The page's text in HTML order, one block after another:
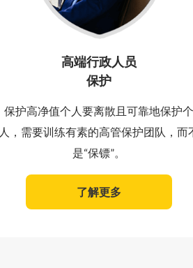
高端行政人员
保护
保护高净值个人要离散且可靠地保护个
人，需要训练有素的高管保护团队，而
是“保镖”。
了解更多